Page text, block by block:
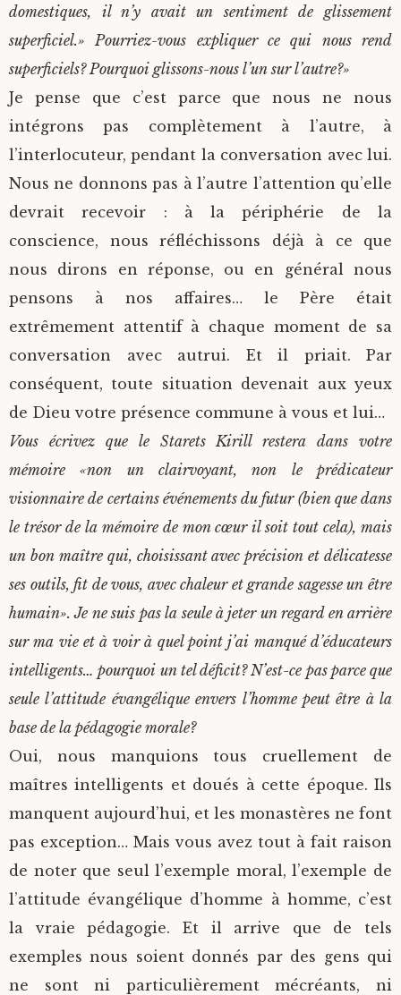
domestiques, il n’y avait un sentiment de glissement
superficiel.» Pourriez-vous expliquer ce qui nous rend
superficiels? Pourquoi glissons-nous l’un sur l’autre?»
Je pense que c’est parce que nous ne nous
intégrons pas complètement à l’autre, à
l’interlocuteur, pendant la conversation avec lui.
Nous ne donnons pas à l’autre l’attention qu’elle
devrait recevoir : à la périphérie de la
conscience, nous réfléchissons déjà à ce que
nous dirons en réponse, ou en général nous
pensons à nos affaires… le Père était
extrêmement attentif à chaque moment de sa
conversation avec autrui. Et il priait. Par
conséquent, toute situation devenait aux yeux
de Dieu votre présence commune à vous et lui…
Vous écrivez que le Starets Kirill restera dans votre
mémoire «non un clairvoyant, non le prédicateur
visionnaire de certains événements du futur (bien que dans
le trésor de la mémoire de mon cœur il soit tout cela), mais
un bon maître qui, choisissant avec précision et délicatesse
ses outils, fit de vous, avec chaleur et grande sagesse un être
humain». Je ne suis pas la seule à jeter un regard en arrière
sur ma vie et à voir à quel point j’ai manqué d’éducateurs
intelligents… pourquoi un tel déficit? N’est-ce pas parce que
seule l’attitude évangélique envers l’homme peut être à la
base de la pédagogie morale?
Oui, nous manquions tous cruellement de
maîtres intelligents et doués à cette époque. Ils
manquent aujourd’hui, et les monastères ne font
pas exception… Mais vous avez tout à fait raison
de noter que seul l’exemple moral, l’exemple de
l’attitude évangélique d’homme à homme, c’est
la vraie pédagogie. Et il arrive que de tels
exemples nous soient donnés par des gens qui
ne sont ni particulièrement mécréants, ni